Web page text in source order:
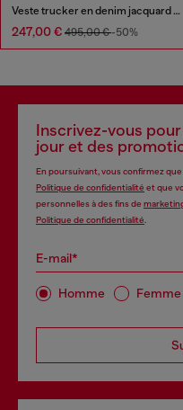
Veste trucker en denim jacquard Prince de Galles
247,00 € 495,00 €-50%
Inscrivez-vous
jour et des
En poursuivant, vous confirmez
Politique de confidentialité et que
personnelles à des fins de
Politique de confidentialité
E-mail*
Homme Femme